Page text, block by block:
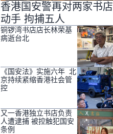
香港国安警再对两家书店
动手 拘捕五人
铜锣湾书店店长林荣基
病逝台北
《国安法》实施六年 北
京持续紧缩香港社会管
控
又一香港独立书店负责
人遭逮捕 被控触犯国安
条例